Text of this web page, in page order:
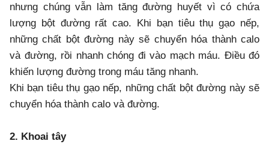
nhưng chúng vẫn làm tăng đường huyết vì có chứa
lượng bột đường rất cao. Khi bạn tiêu thụ gạo nếp,
những chất bột đường này sẽ chuyển hóa thành calo
và đường, rồi nhanh chóng đi vào mạch máu. Điều đó
khiến lượng đường trong máu tăng nhanh.
Khi bạn tiêu thụ gạo nếp, những chất bột đường này sẽ
chuyển hóa thành calo và đường.
2. Khoai tây